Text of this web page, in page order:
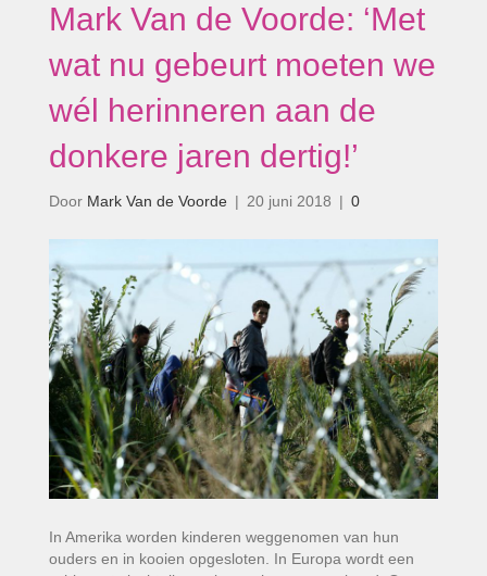
Mark Van de Voorde: ‘Met
wat nu gebeurt moeten we
wél herinneren aan de
donkere jaren dertig!’
Door Mark Van de Voorde | 20 juni 2018 | 0
In Amerika worden kinderen weggenomen van hun
ouders en in kooien opgesloten. In Europa wordt een